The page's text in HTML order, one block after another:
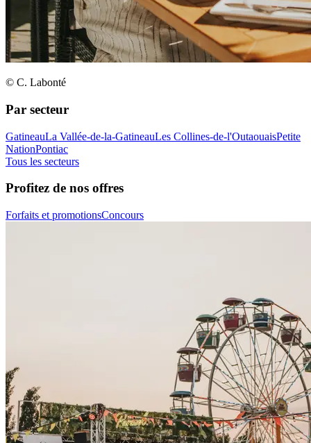
© C. Labonté
Par secteur
GatineauLa Vallée-de-la-GatineauLes Collines-de-l'OutaouaisPetite
NationPontiac
Tous les secteurs
Profitez de nos offres
Forfaits et promotionsConcours